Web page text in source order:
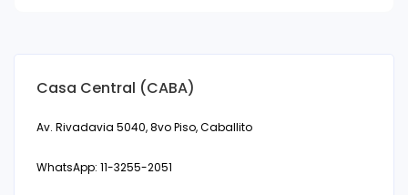
Casa Central (CABA)
Av. Rivadavia 5040, 8vo Piso, Caballito
WhatsApp: 11-3255-2051